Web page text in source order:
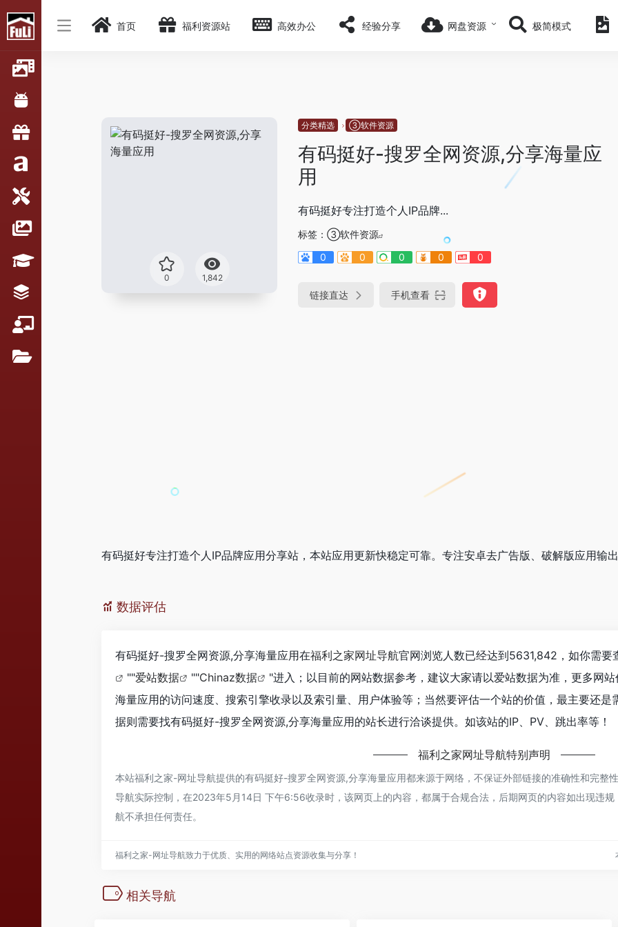
首页 福利资源站 高效办公 经验分享 网盘资源 极简模式
0 1,842
分类精选 ③软件资源
有码挺好-搜罗全网资源,分享海量应
用
有码挺好专注打造个人IP品牌...
标签： ③软件资源
0
0 0 0 0
链接直达 手机查看
有码挺好专注打造个人IP品牌应用分享站，本站应用更新快稳定可靠。专注安卓去广告版、破解版应用输
数据评估
有码挺好-搜罗全网资源,分享海量应用在福利之家网址导航官网浏览人数已经达到5631,842，如你需
""爱站数据 ""Chinaz数据
"进入；以目前的网站数据参考，建议大家请以爱站数据为准，更多网
海量应用的访问速度、搜索引擎收录以及索引量、用户体验等；当然要评估一个站的价值，最主要还
据则需要找有码挺好-搜罗全网资源,分享海量应用的站长进行洽谈提供。如该站的IP、PV、跳出率等！
福利之家网址导航特别声明
本站福利之家-网址导航提供的有码挺好-搜罗全网资源,分享海量应用都来源于网络，不保证外部链接的准确性和完整
导航实际控制，在2023年5月14日 下午6:56收录时，该网页上的内容，都属于合规合法，后期网页的内容如出现违
航不承担任何责任。
福利之家-网址导航致力于优质、实用的网络站点资源收集与分享！
相关导航